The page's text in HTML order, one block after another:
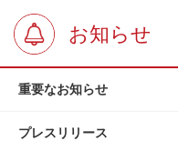
お知らせ
重要なお知らせ
プレスリリース